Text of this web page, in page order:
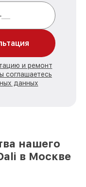
и ремонт
соглашаетесь
данных
нашего
в Москве